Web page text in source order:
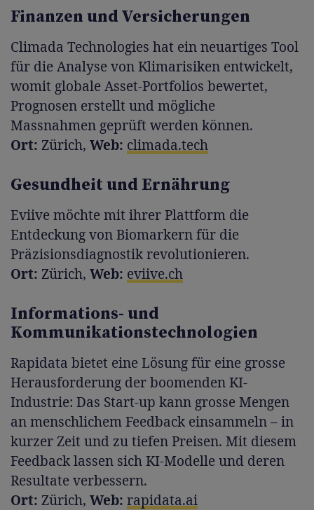
Finanzen und Versicherungen
Climada Technologies hat ein neuartiges Tool
für die Analyse von Klimarisiken entwickelt,
womit globale Asset-Portfolios bewertet,
Prognosen erstellt und mögliche
Massnahmen geprüft werden können.
Ort: Zürich, Web: climada.tech
Gesundheit und Ernährung
Eviive möchte mit ihrer Plattform die
Entdeckung von Biomarkern für die
Präzisionsdiagnostik revolutionieren.
Ort: Zürich, Web: eviive.ch
Informations- und
Kommunikationstechnologien
Rapidata bietet eine Lösung für eine grosse
Herausforderung der boomenden KI-
Industrie: Das Start-up kann grosse Mengen
an menschlichem Feedback einsammeln – in
kurzer Zeit und zu tiefen Preisen. Mit diesem
Feedback lassen sich KI-Modelle und deren
Resultate verbessern.
Ort: Zürich, Web: rapidata.ai